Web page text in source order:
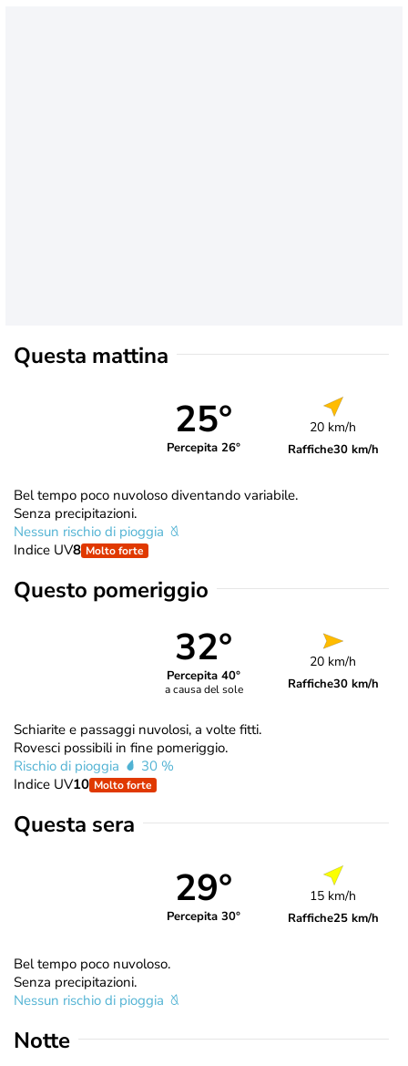
Questa mattina
25°
Percepita 26°
20 km/h
Raffiche30 km/h
Bel tempo poco nuvoloso diventando variabile.
Senza precipitazioni.
Nessun rischio di pioggia
Indice UV8 Molto forte
Questo pomeriggio
32°
Percepita 40°
a causa del sole
20 km/h
Raffiche30 km/h
Schiarite e passaggi nuvolosi, a volte fitti.
Rovesci possibili in fine pomeriggio.
Rischio di pioggia
30 %
Indice UV10 Molto forte
Questa sera
29°
Percepita 30°
15 km/h
Raffiche25 km/h
Bel tempo poco nuvoloso.
Senza precipitazioni.
Nessun rischio di pioggia
Notte